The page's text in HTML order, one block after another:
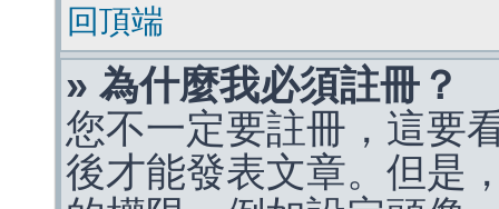
回頂端
» 為什麼我必須註冊？
您不一定要註冊，這要
後才能發表文章。但是